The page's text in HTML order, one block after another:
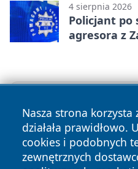
4 sierpnia 2026
Policjant po
agresora z
Sąd Rejonowy w Zabrzu
Nasza strona
działała prawidłowo.
cookies i podobnych
zewnętrznych